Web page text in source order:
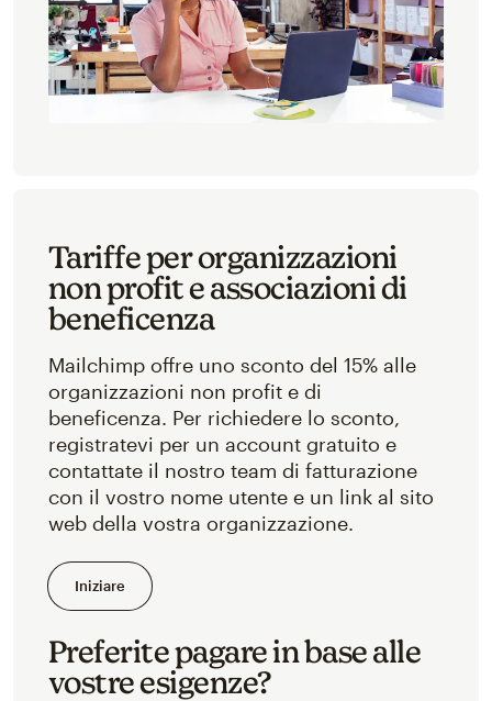
Tariffe per organizzazioni
non profit e associazioni di
beneficenza
Mailchimp offre uno sconto del 15% alle
organizzazioni non profit e di
beneficenza. Per richiedere lo sconto,
registratevi per un account gratuito e
contattate il nostro team di fatturazione
con il vostro nome utente e un link al sito
web della vostra organizzazione.
Iniziare
Preferite pagare in base alle
vostre esigenze?